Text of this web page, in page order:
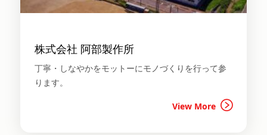
株式会社 阿部製作所
丁寧・しなやかをモットーにモノづくりを行って参
ります。
View More